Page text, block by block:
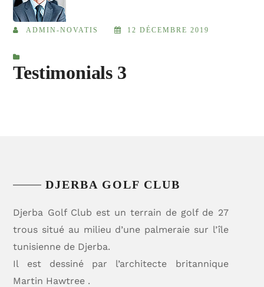
ADMIN-NOVATIS 12 DÉCEMBRE 2019
Testimonials 3
DJERBA GOLF CLUB
Djerba Golf Club est un terrain de golf de 27
trous situé au milieu d’une palmeraie sur l’île
tunisienne de Djerba.
Il est dessiné par l’architecte britannique
Martin Hawtree .